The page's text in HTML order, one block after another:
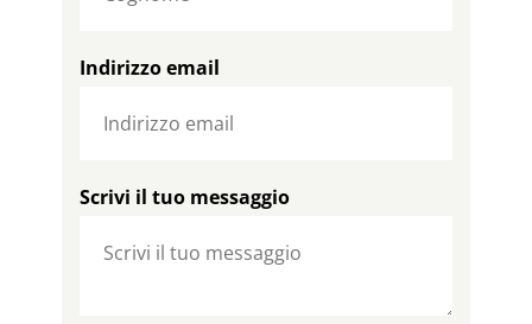
Indirizzo email
Scrivi il tuo messaggio